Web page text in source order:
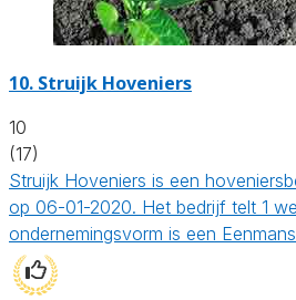
10. Struijk Hoveniers
10
(17)
Struijk Hoveniers is een
op 06-01-2020. Het bedrijf telt 1
ondernemingsvorm is een